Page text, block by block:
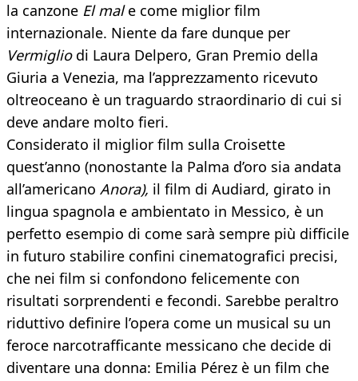
la canzone El male come miglior film
internazionale. Niente da fare dunque per
Vermigliodi Laura Delpero, Gran Premio della
Giuria a Venezia, ma l’apprezzamento ricevuto
oltreoceano è un traguardo straordinario di cui si
deve andare molto fieri.
Considerato il miglior film sulla Croisette
quest’anno (nonostante la Palma d’oro sia andata
all’americano Anora), il film di Audiard, girato in
lingua spagnola e ambientato in Messico, è un
perfetto esempio di come sarà sempre più difficile
in futuro stabilire confini cinematografici precisi,
che nei film si confondono felicemente con
risultati sorprendenti e fecondi. Sarebbe peraltro
riduttivo definire l’opera come un musical su un
feroce narcotrafficante messicano che decide di
diventare una donna: Emilia Pérez è un film che